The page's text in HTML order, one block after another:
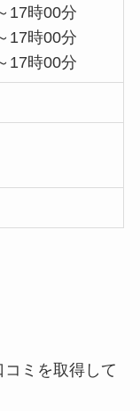
17時00分
17時00分
17時00分
ミを取得して